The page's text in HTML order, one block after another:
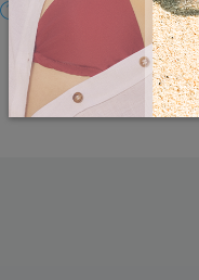
Ancho
Bisagra